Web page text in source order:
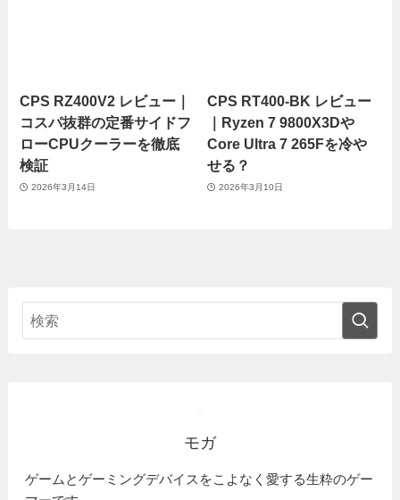
CPS RZ400V2 レビュー｜
コスパ抜群の定番サイドフ
ローCPUクーラーを徹底
検証
2026年3月14日
CPS RT400-BK レビュー
｜Ryzen 7 9800X3Dや
Core Ultra 7 265Fを冷や
せる？
2026年3月10日
モガ
ゲームとゲーミングデバイスをこよなく愛する生粋のゲー